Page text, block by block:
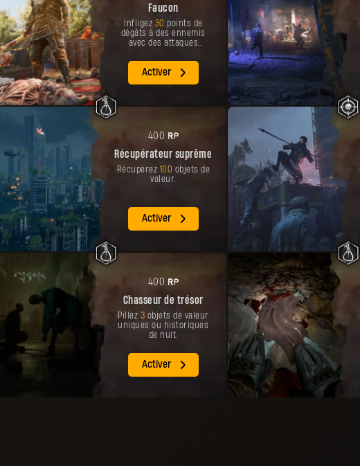
Faucon
Infligez 30 points de
dégâts à des ennemis
avec des attaques
Activer
400 PR
Récupérateur suprême
Récupérez 100 objets de
valeur.
Activer
400 PR
Chasseur de trésor
Pillez 3 objets de valeur
uniques ou historiques
de nuit.
Activer